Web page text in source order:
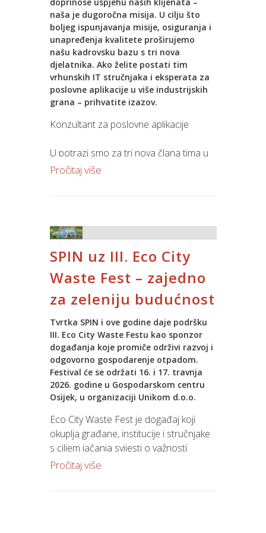
• automatsku potvrdu uspješne
transakcije u POS blagajni.
Sve u jednom uređaju
Jupiter Mobile POS aplikacija podržava
rad naTeya All-in-One Android
• fiskalnu blagajnu
• ugrađeni termalni pisač računa.
Jedan uređaj omogućuje izdavanje
ugostiteljstvo, mobilnu prodaju i
terenski rad.
Zašto Teya?
Teya nudi moderna rješenja za prihvat
jednostavnost korištenja i učinkovitost
poslovanja. Korisnicima su na
raspolaganju brzo procesiranje
transakcija, pregled prometa putem
mobilne aplikacije, redovita softverska
ažuriranja te isplata sredstava već
sljedeći radni dan, sukladno
ugovorenim uvjetima.
poslovanje
naša je dugoročna misija. U cilju što
boljeg ispunjavanja misije, osiguranja i
unapređenja kvalitete proširujemo
našu kadrovsku bazu s tri nova
djelatnika. Ako želite postati tim
vrhunskih IT stručnjaka i eksperata za
poslovne aplikacije u više industrijskih
grana – prihvatite izazov.
Konzultant za poslovne aplikacije
U potrazi smo za tri nova člana tima u
domeni –maloprodaja, veleprodaja i
zadataka bit će i kreiranje novih rješenja
poslovnih procesa i softverske podrške.
Ako si proaktivna i timski orijentirana
osoba, idealan si kandidat za ovu
poziciju.
Cijeli tekst natječaja pročitaj nalinku
Pročitaj više
SPIN uz III. Eco City
Waste Fest – zajedno
za zeleniju budućnost
Tvrtka SPIN i ove godine daje podršku
III. Eco City Waste Festu kao sponzor
događanja koje promiče održivi razvoj i
odgovorno gospodarenje otpadom.
Festival će se održati 16. i 17. travnja
2026. godine u Gospodarskom centru
Osijek, u organizaciji Unikom d.o.o.
Eco City Waste Fest je događaj koji
okuplja građane, institucije i stručnjake
s ciljem jačanja svijesti o važnosti
zaštite okoliša te poticanja konkretnih
Pročitaj više